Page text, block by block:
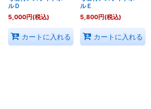
ルＤ
5,000円(税込)
カートに入れる
ルＥ
5,800円(税込)
カートに入れる